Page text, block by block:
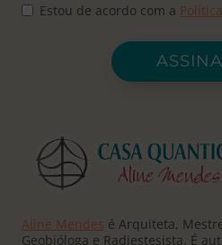
Estou de acordo com a
Aline Mendes é Arquiteta,
Geobióloga e Radiestesista. É